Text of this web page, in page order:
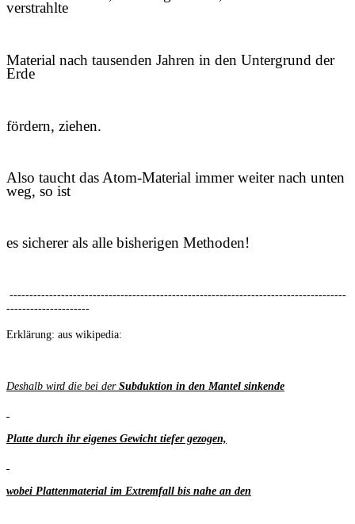
verstrahlte
Material nach tausenden Jahren in den Untergrund der
Erde
fördern, ziehen.
Also taucht das Atom-Material immer weiter nach unten
weg, so ist
es sicherer als alle bisherigen Methoden!
-------------------------------------------------------------------------------------
---------------------
Erklärung: aus wikipedia:
Deshalb wird die bei der Subduktion in den Mantel sinkende
Platte durch ihr eigenes Gewicht tiefer gezogen,
wobei Plattenmaterial im Extremfall bis nahe an den